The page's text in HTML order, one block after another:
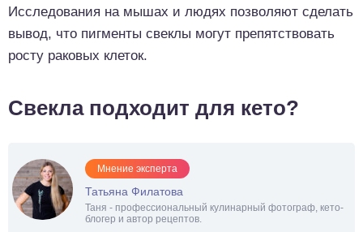
Исследования на мышах и людях позволяют сделать
вывод, что пигменты свеклы могут препятствовать
росту раковых клеток.
Свекла подходит для кето?
Мнение эксперта
Татьяна Филатова
Таня - профессиональный кулинарный фотограф, кето-
блогер и автор рецептов.